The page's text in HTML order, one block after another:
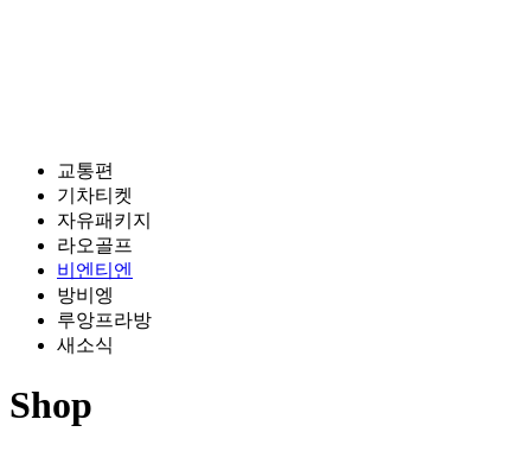
교통편
기차티켓
자유패키지
라오골프
비엔티엔
방비엥
루앙프라방
새소식
Shop